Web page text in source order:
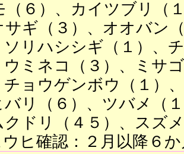
（６）、カイツブリ（
サギ（３）、オオバン
ソリハシシギ（１）、
ウミネコ（３）、ミサ
チョウゲンボウ（１）
バリ（６）、ツバメ（
クドリ（４５）、スズ
ヒ確認：２月以降６